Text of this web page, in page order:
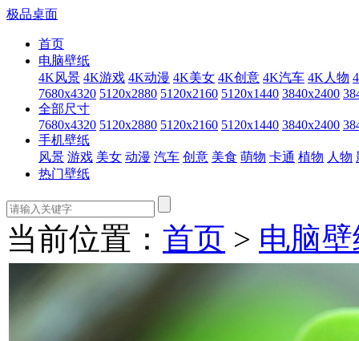
极品桌面
首页
电脑壁纸
4K风景 4K游戏 4K动漫 4K美女 4K创意 4K汽车 4K人物
7680x4320 5120x2880 5120x2160 5120x1440 3840x2400
全部尺寸
7680x4320 5120x2880 5120x2160 5120x1440 3840x2400
手机壁纸
风景 游戏 美女 动漫 汽车 创意 美食 萌物 卡通 植物 人物
热门壁纸
当前位置： 首页 > 电脑